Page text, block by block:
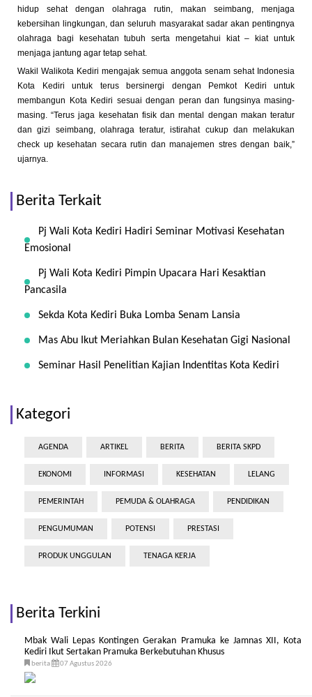
hidup sehat dengan olahraga rutin, makan seimbang, menjaga
kebersihan lingkungan, dan seluruh masyarakat sadar akan pentingnya
olahraga bagi kesehatan tubuh serta mengetahui kiat – kiat untuk
menjaga jantung agar tetap sehat.
Wakil Walikota Kediri mengajak semua anggota senam sehat Indonesia
Kota Kediri untuk terus bersinergi dengan Pemkot Kediri untuk
membangun Kota Kediri sesuai dengan peran dan fungsinya masing-
masing. “Terus jaga kesehatan fisik dan mental dengan makan teratur
dan gizi seimbang, olahraga teratur, istirahat cukup dan melakukan
check up kesehatan secara rutin dan manajemen stres dengan baik,”
ujarnya.
Berita Terkait
Pj Wali Kota Kediri Hadiri Seminar Motivasi Kesehatan
Emosional
Pj Wali Kota Kediri Pimpin Upacara Hari Kesaktian
Pancasila
Sekda Kota Kediri Buka Lomba Senam Lansia
Mas Abu Ikut Meriahkan Bulan Kesehatan Gigi Nasional
Seminar Hasil Penelitian Kajian Indentitas Kota Kediri
Kategori
AGENDA ARTIKEL BERITA BERITA SKPD
EKONOMI INFORMASI KESEHATAN LELANG
PEMERINTAH PEMUDA & OLAHRAGA PENDIDIKAN
PENGUMUMAN POTENSI PRESTASI
PRODUK UNGGULAN TENAGA KERJA
Berita Terkini
Mbak Wali Lepas Kontingen Gerakan Pramuka ke Jamnas XII, Kota
Kediri Ikut Sertakan Pramuka Berkebutuhan Khusus
berita 07 Agustus 2026